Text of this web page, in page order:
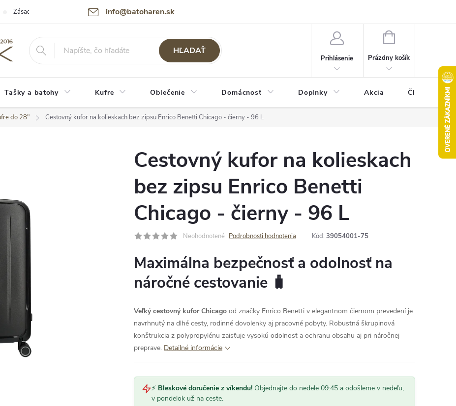
info@batoharen.sk
Zásady spracovania osobných údajov (GDPR) Podmienky použitia webu
HĽADAŤ
Prihlásenie
NÁKUPNÝ
Prázdny košík
Tašky a batohy Kufre Oblečenie Domácnosť Doplnky Akcia Články
do 28" Cestovný kufor na kolieskach bez zipsu Enrico Benetti Chicago - čierny - 96 L
Cestovný kufor na kolieskach
bez zipsu Enrico Benetti
Chicago - čierny - 96 L
Neohodnotené Podrobnosti hodnotenia Kód: 39054001-75
Maximálna bezpečnosť a odolnosť na
náročné cestovanie 🧳
Veľký cestovný kufor Chicago od značky Enrico Benetti v elegantnom čiernom prevedení je
navrhnutý na dlhé cesty, rodinné dovolenky aj pracovné pobyty. Robustná škrupinová
konštrukcia z polypropylénu zaisťuje vysokú odolnosť a ochranu obsahu aj pri náročnej
preprave. Detailné informácie
⚡ Bleskové doručenie z víkendu! Objednajte do nedele 09:45 a odošleme v nedeľu,
v pondelok už na ceste.